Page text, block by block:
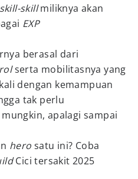
skillmiliknya akan
EXP
berasal dari
serta mobilitasnya yang
dengan kemampuan
tak perlu
apalagi sampai
hero satu ini? Coba
Cici tersakit 2025